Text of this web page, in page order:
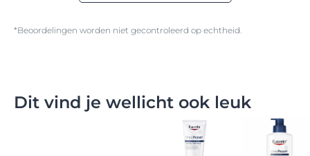
*Beoordelingen worden niet gecontroleerd op echtheid.
Dit vind je wellicht ook leuk